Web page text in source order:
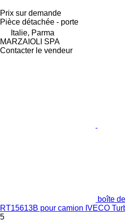
Prix sur demande
Pièce détachée - porte
Italie, Parma
MARZAIOLI SPA
Contacter le vendeur
boîte
RT15613B pour camion IVECO
5